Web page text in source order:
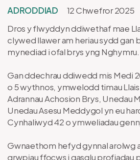
ADRODDIAD
12 Chwefror 2025
Dros y flwyddyn ddiwethaf mae
clywed llawer am heriau sydd gan
mynediad i ofal brys yng Nghymru.
Gan ddechrau ddiwedd mis Medi
o 5 wythnos, ymwelodd timau
Adrannau Achosion Brys, Unedau
Unedau Asesu Meddygol yn eu
Cynhaliwyd 42 o ymweliadau
Gwnaethom hefyd gynnal arolwg
grwpiau ffocws i gasglu profiadau